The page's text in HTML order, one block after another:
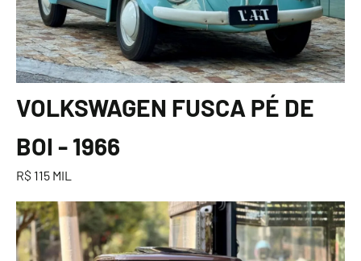
VOLKSWAGEN FUSCA PÉ DE
BOI - 1966
R$ 115 MIL